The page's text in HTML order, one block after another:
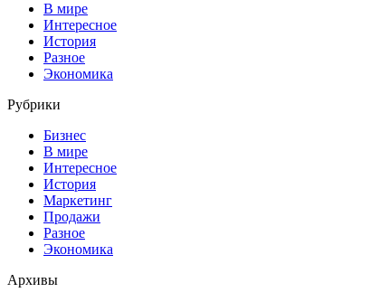
В мире
Интересное
История
Разное
Экономика
Рубрики
Бизнес
В мире
Интересное
История
Маркетинг
Продажи
Разное
Экономика
Архивы